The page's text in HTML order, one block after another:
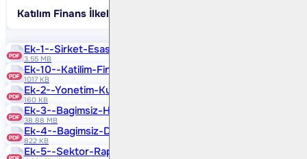
Katılım Finans İlkelerine Uygunluk
Ek-1--sirket-Esas-Sozlesmesi
3.55 MB
Ek-10--katilim-Finans-Ilkeleri-Bilgi-Formu
1017 KB
Ek-2--yonetim-Kurulu-Ic-Yonergesi
160 KB
Ek-3--bagimsiz-Hukukcu-Raporu
38.88 MB
Ek-4--bagimsiz-Denetim-Raporu
822 KB
Ek-5--sektor-Raporu